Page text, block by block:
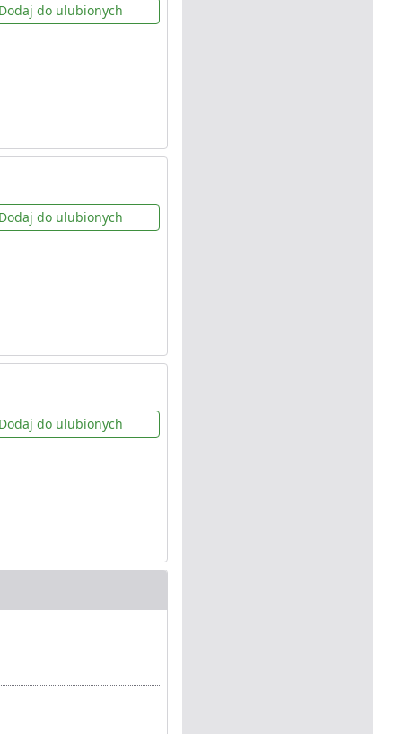
Dodaj do ulubionych
Dodaj do ulubionych
Dodaj do ulubionych